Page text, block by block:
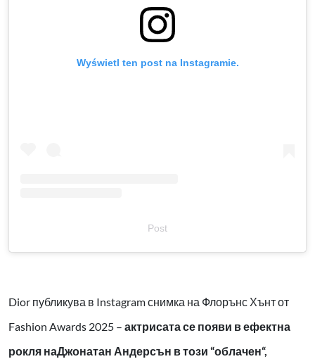
Wyświetl ten post na Instagramie.
Post
Dior публикува в Instagram снимка на Флорънс Хънт от
Fashion Awards 2025 – актрисата се появи в ефектна
рокля наДжонатан Андерсън в този “облачен“,